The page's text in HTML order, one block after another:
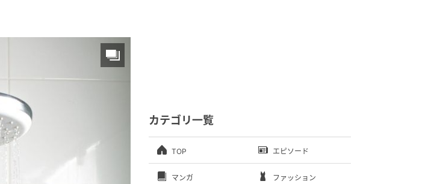
カテゴリ一覧
TOP エピソード
マンガ ファッション